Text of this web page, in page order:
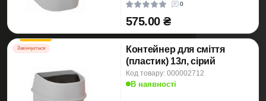
0
575.00 ₴
Закінчується
Контейнер для сміття
(пластик) 13л, сірий
Код товару: 000002712
В наявності